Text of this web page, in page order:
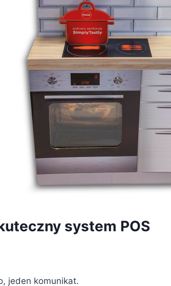
system POS
jeden komunikat.